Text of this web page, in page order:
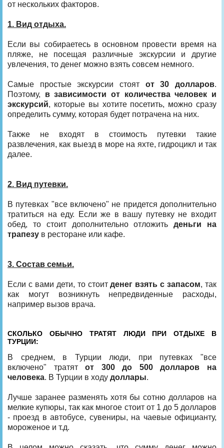
от нескольких факторов.
1. Вид отдыха.
Если вы собираетесь в основном провести время на
пляже, не посещая различные экскурсии и другие
увлечения, то денег можно взять совсем немного.
Самые простые экскурсии стоят от 30 долларов.
Поэтому, в зависимости от количества человек и
экскурсий, которые вы хотите посетить, можно сразу
определить сумму, которая будет потрачена на них.
Также не входят в стоимость путевки такие
развлечения, как выезд в море на яхте, гидроцикл и так
далее.
2. Вид путевки.
В путевках "все включено" не придется дополнительно
тратиться на еду. Если же в вашу путевку не входит
обед, то стоит дополнительно отложитьденьги на
трапезу в ресторане или кафе.
3. Состав семьи.
Если с вами дети, то стоитденег взять с запасом, так
как могут возникнуть непредвиденные расходы,
например вызов врача.
СКОЛЬКО ОБЫЧНО ТРАТЯТ ЛЮДИ ПРИ ОТДЫХЕ В
ТУРЦИИ:
В среднем, в Турции люди, при путевках "все
включено" тратятот 300 до 500 долларов на
человека. В Турции в ходу доллары.
Лучше заранее разменять хотя бы сотню долларов на
мелкие купюры, так как многое стоит от 1 до 5 долларов
- проезд в автобусе, сувениры, на чаевые официанту,
мороженое и т.д.